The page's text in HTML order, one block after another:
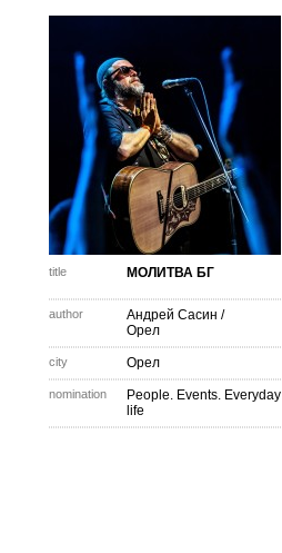
title МОЛИТВА БГ
author Андрей Сасин /
Орел
city Орел
nomination
People. Events. Everyday
life